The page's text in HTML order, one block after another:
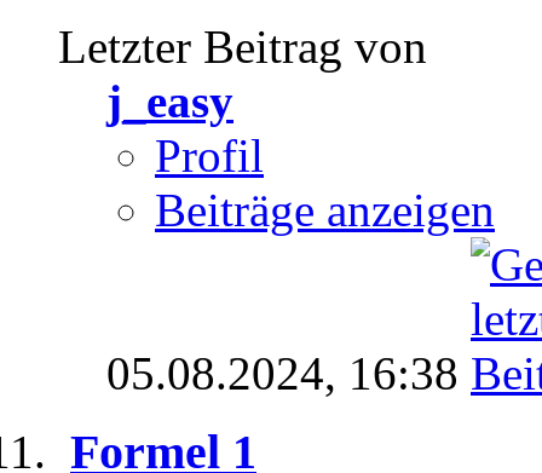
Letzter Beitrag von
j_easy
Profil
Beiträge anzeigen
05.08.2024, 16:38
Formel 1